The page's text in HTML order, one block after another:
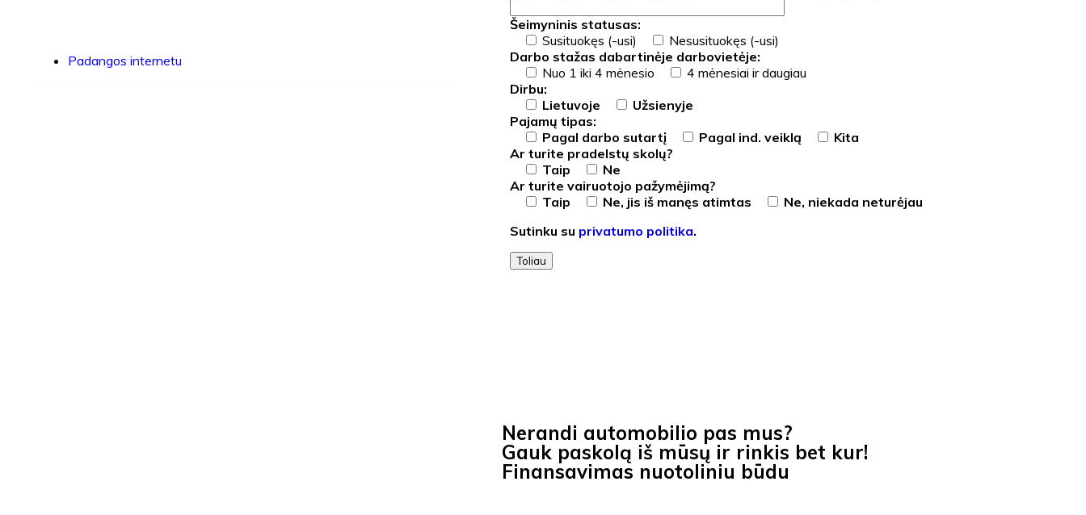
Padangos internetu
Šeimyninis statusas:
Susituokęs (-usi)
Nesusituokęs (-usi)
Darbo stažas dabartinėje darbovietėje:
Nuo 1 iki 4 mėnesio
4 mėnesiai ir daugiau
Dirbu:
Lietuvoje
Užsienyje
Pajamų tipas:
Pagal darbo sutartį
Pagal ind. veiklą
Kita
Ar turite pradelstų skolų?
Taip
Ne
Ar turite vairuotojo pažymėjimą?
Taip
Ne, jis iš manęs atimtas
Ne, niekada neturėjau
Sutinku su privatumo politika.
Toliau
Nerandi automobilio pas mus?
Gauk paskolą iš mūsų ir rinkis bet kur!
Finansavimas nuotoliniu būdu